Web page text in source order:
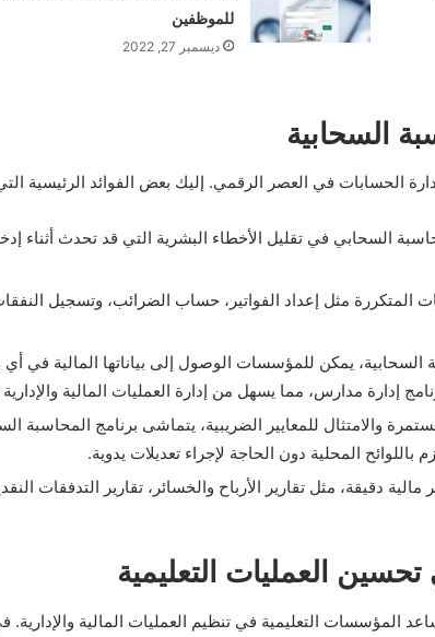
للموظفين
ديسمبر 27, 2022
السحابية
الحسابات في العصر الرقمي. إليك بعض الفوائد الرئيسية
السحابي في تقليل الأخطاء البشرية التي قد تحدث أثناء
المتكررة مثل إعداد الفواتير، حساب الضرائب، وتسجيل
يمكن للمؤسسات الوصول إلى بياناتها المالية في
إدارة مدارس، مما يسهل من إدارة العمليات المالية
والامتثال للمعايير الضريبية، يتماشى برنامج
المحلية دون الحاجة لإجراء تعديلات يدوية.
مالية دقيقة، مثل تقارير الأرباح والخسائر، تقارير التدفقات
العمليات التعليمية
المؤسسات التعليمية في تنظيم العمليات المالية